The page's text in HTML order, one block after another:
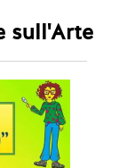
sull'Arte